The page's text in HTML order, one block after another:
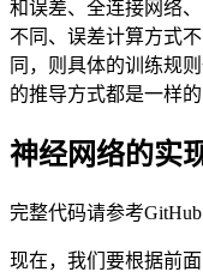
和误差、全连接网络
不同、误差计算方式
同，则具体的训练规
的推导方式都是一样
神经网络的实
完整代码请参考GitHub
现在，我们要根据前